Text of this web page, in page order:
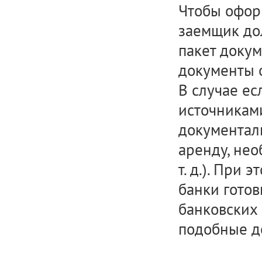
Чтобы
заемщик
пакет
документы
В случае
аренду,
т. д.). При
банки
подобные